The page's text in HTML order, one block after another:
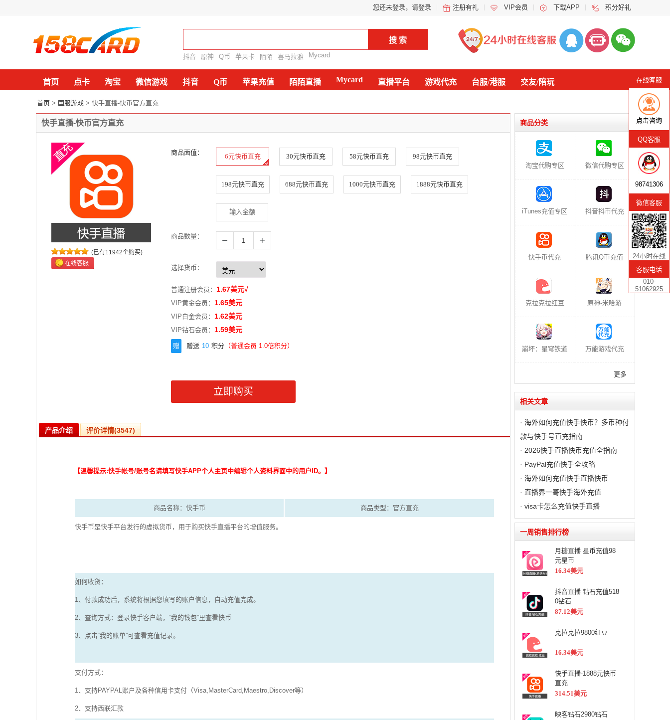
您还未登录，请登录 注册有礼 VIP会员 下载APP 积分好礼
抖音 原神 Q币 苹果卡 陌陌 喜马拉雅 Mycard
首页 点卡 淘宝 微信游戏 抖音 Q币 苹果充值 陌陌直播 Mycard 直播平台 游戏代充 台服/港服 交友/陪玩
首页 > 国服游戏 > 快手直播-快币官方直充
商品分类
淘宝代购专区 微信代购专区
iTunes充值专区 抖音抖币代充
快手币代充 腾讯Q币充值
克拉克拉红豆 原神-米哈游
崩坏：星穹铁道 万能游戏代充
更多
相关文章
· 海外如何充值快手快币？多币种付
款与快手号直充指南
· 2026快手直播快币充值全指南
· PayPal充值快手全攻略
· 海外如何充值快手直播快币
· 直播界一哥快手海外充值
· visa卡怎么充值快手直播
一周销售排行榜
月糖直播 星币充值98
元星币
16.34美元
抖音直播 钻石充值518
0钻石
87.12美元
克拉克拉9800红豆
16.34美元
快手直播-1888元快币
直充
314.51美元
映客钻石2980钻石
快手直播-快币官方直充
(已有11942个购买)
在线客服
商品面值：
6元快币直充 30元快币直充 58元快币直充 98元快币直充
198元快币直充 688元快币直充 1000元快币直充 1888元快币直充
商品数量：
选择货币：
普通注册会员： 1.67美元√
VIP黄金会员： 1.65美元
VIP白金会员： 1.62美元
VIP钻石会员： 1.59美元
赠 赠送 10 积分 （普通会员 1.0倍积分）
产品介绍 评价详情(3547)
【温馨提示:快手帐号/账号名请填写快手APP个人主页中编辑个人资料界面中的用户ID。】
商品名称：快手币 商品类型：官方直充
快手币是快手平台发行的虚拟货币，用于购买快手直播平台的增值服务。
如何收货：
1、付款成功后，系统将根据您填写的账户信息，自动充值完成。
2、查询方式：登录快手客户端，“我的钱包”里查看快币
3、点击“我的账单”可查看充值记录。
支付方式：
1、支持PAYPAL账户及各种信用卡支付（Visa,MasterCard,Maestro,Discover等）
2、支持西联汇款
在线客服
点击咨询
QQ客服
98741306
微信客服
24小时在线
客服电话
010-
51062925